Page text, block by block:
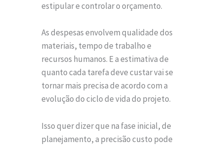
estipular e controlar o orçamento.
As despesas envolvem qualidade dos
materiais, tempo de trabalho e
recursos humanos. E a estimativa de
quanto cada tarefa deve custar vai se
tornar mais precisa de acordo com a
evolução do ciclo de vida do projeto.
Isso quer dizer que na fase inicial, de
planejamento, a precisão custo pode